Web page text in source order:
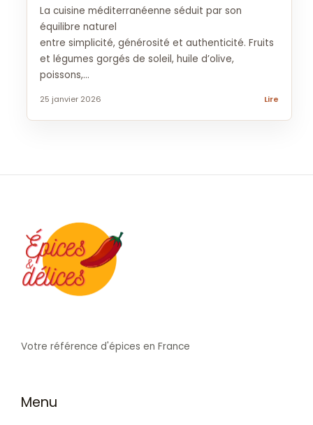
La cuisine méditerranéenne séduit par son
équilibre naturel
entre simplicité, générosité et authenticité. Fruits
et légumes gorgés de soleil, huile d’olive,
poissons,...
25 janvier 2026 Lire
Votre référence d'épices en France
Menu